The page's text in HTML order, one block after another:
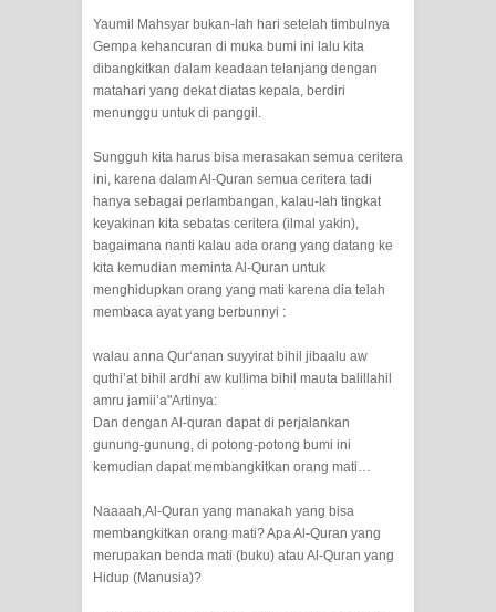
MUDAH MENGHUKUM
DI TANGAN MURSYID, CINTA
RAWATAN TAREKAT: APABILA
ALLAH MENYEMBUHKAN HATI, JIWA
TURUT MENJADI KUAT
TASAWUF: BUKAN AJARAN PELIK,
TETAPI JALAN MEMBERSIHKAN
HATI
"Kotoran Yang Paling Bahaya Bukan
Secara Biologis Manusia itu Sama,
Yaumil Mahsyar bukan-lah hari setelah timbulnya
Gempa kehancuran di muka bumi ini lalu kita
dibangkitkan dalam keadaan telanjang dengan
matahari yang dekat diatas kepala, berdiri
menunggu untuk di panggil.
Sungguh kita harus bisa merasakan semua ceritera
ini, karena dalam Al-Quran semua ceritera tadi
hanya sebagai perlambangan, kalau-lah tingkat
keyakinan kita sebatas ceritera (ilmal yakin),
bagaimana nanti kalau ada orang yang datang ke
kita kemudian meminta Al-Quran untuk
menghidupkan orang yang mati karena dia telah
membaca ayat yang berbunnyi :
walau anna Qur‘anan suyyirat bihil jibaalu aw
quthi’at bihil ardhi aw kullima bihil mauta balillahil
amru jamii’a"Artinya:
Dan dengan Al-quran dapat di perjalankan
gunung-gunung, di potong-potong bumi ini
kemudian dapat membangkitkan orang mati…
Naaaah,Al-Quran yang manakah yang bisa
membangkitkan orang mati? Apa Al-Quran yang
merupakan benda mati (buku) atau Al-Quran yang
Hidup (Manusia)?